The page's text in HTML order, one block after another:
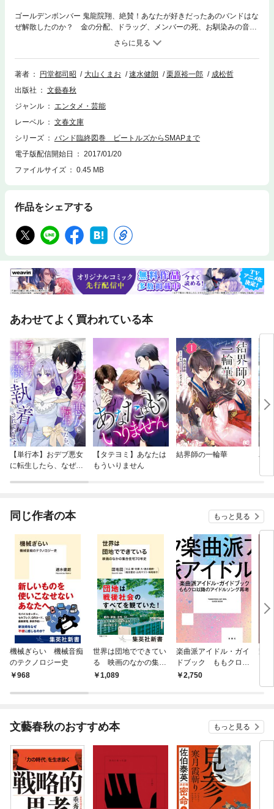
ゴールデンボンバー 鬼龍院翔、絶賛！あなたが好きだったあのバンドはな
ぜ解散したのか？ 金の分配、ドラッグ、メンバーの死、お馴染みの音楽
性の不一致。ときにはマネージャーが暴走し、メンバーが殴り合い、美し
い解散宣言もあれば、泥沼の裁判沙汰に至ることも。ビートルズからＳＭ
ＡＰまで、古今東西のバンド200組の解散事情を網羅する、音楽ファン悶
絶必至の大著。
著者 円堂都司昭 大山くまお 速水健朗 栗原裕一郎
成松哲
出版社
文藝春秋
ジャンル
エンタメ・芸能
レーベル
文春文庫
シリーズ
バンド臨終図巻 ビートルズからSMAPまで
電子版配信開始日
2017/01/20
ファイルサイズ
0.45 MB
作品をシェアする
あわせてよく買われている本
【単行本】おデブ悪女
に転生したら、なぜか
【タテヨミ】あなたは
もういりません
結界師の一輪華
バ
今
同じ作者の本 もっと見る
機械ぎらい 機械音痴
のテクノロジー史
968
世界は団地でできてい
る 映画のなかの集合
住宅70年史
1,089
楽曲派アイドル・ガイ
ドブック ももクロ以
降のアイドルソング再
2,750
野
文藝春秋のおすすめ本 もっと見る